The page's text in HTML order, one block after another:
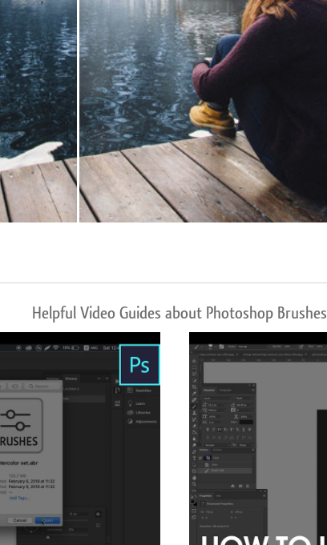
Helpful Video Guides about Photoshop Brushes